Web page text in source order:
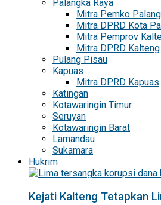
Palangka Raya
Mitra Pemko
Mitra DPRD Kota
Mitra Pemprov
Mitra DPRD Kalteng
Pulang Pisau
Kapuas
Mitra DPRD Kapuas
Katingan
Kotawaringin Timur
Seruyan
Kotawaringin Barat
Lamandau
Sukamara
Hukrim
Kejati Kalteng Tetapkan